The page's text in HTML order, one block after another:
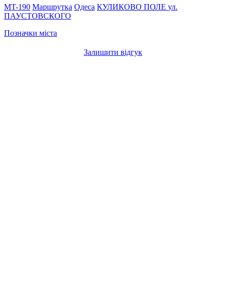
MT-190 Маршрутка Одеса КУЛИКОВО ПОЛЕ ул.
ПАУСТОВСКОГО
Позначки міста
Залишити відгук